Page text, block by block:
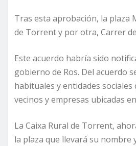
Tras esta aprobación, la plaza
de Torrent y por otra, Carrer
Este acuerdo habría sido
gobierno de Ros. Del acuerdo
habituales y entidades
vecinos y empresas ubicadas
La Caixa Rural de Torrent,
la plaza que llevará su nombre